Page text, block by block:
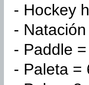
- Hockey
-
- Paddle
- Paleta =